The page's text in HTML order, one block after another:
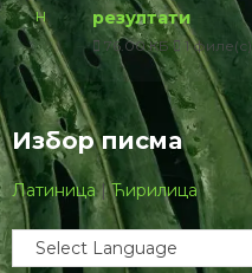
резултати
76.00 КБ 1 филе(с)
Избор писма
Латиница|Ћирилица